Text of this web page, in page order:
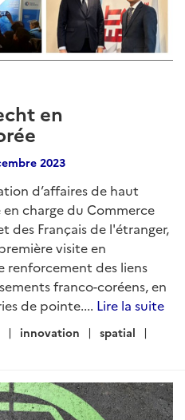
en
2023
d’affaires de haut
charge du Commerce
Français de l'étranger,
visite en
renforcement des liens
franco-coréens, en
de pointe.... Lire la suite
innovation
spatial